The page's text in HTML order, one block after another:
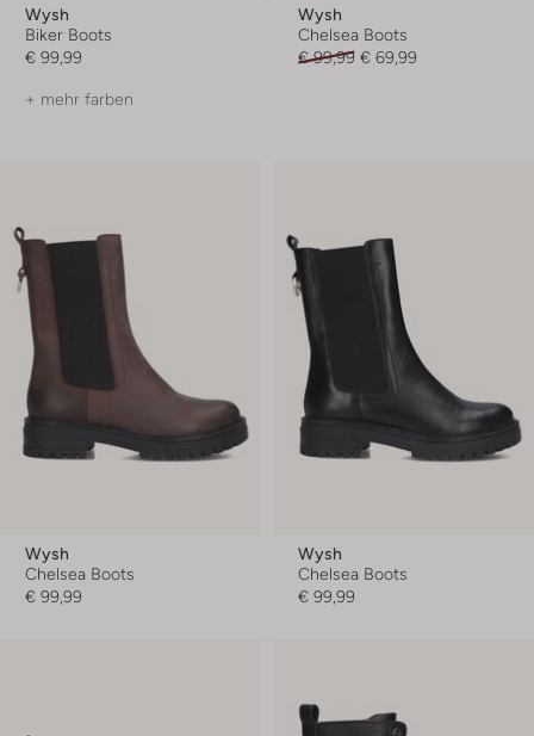
Wysh
Biker Boots
€ 99,99
+ mehr farben
Wysh
Chelsea Boots
€ 99,99 € 69,99
Wysh
Chelsea Boots
€ 99,99
Wysh
Chelsea Boots
€ 99,99